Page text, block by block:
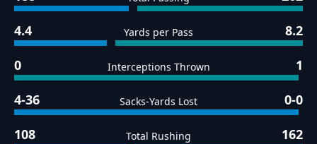
4.4 Yards per Pass 8.2
0 Interceptions Thrown 1
4-36 Sacks-Yards Lost 0-0
108 Total Rushing 162